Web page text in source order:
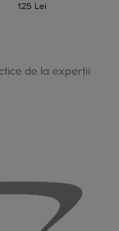
125 Lei
de la experții